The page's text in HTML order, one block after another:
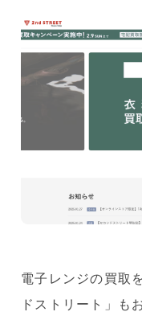
電子レンジの買取
ドストリート」